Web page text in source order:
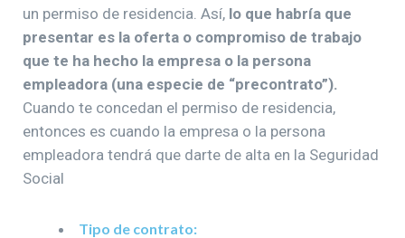
un permiso de residencia. Así, lo que habría que
presentar es la oferta o compromiso de trabajo
que te ha hecho la empresa o la persona
empleadora (una especie de “precontrato”).
Cuando te concedan el permiso de residencia,
entonces es cuando la empresa o la persona
empleadora tendrá que darte de alta en la Seguridad
Social
Tipo de contrato: